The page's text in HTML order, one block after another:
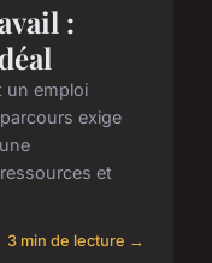
:
un emploi
exige
et
3 min de lecture →